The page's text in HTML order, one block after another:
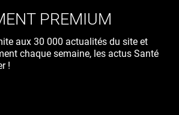
PREMIUM
aux 30 000 actualités du site et
chaque semaine, les actus Santé
!